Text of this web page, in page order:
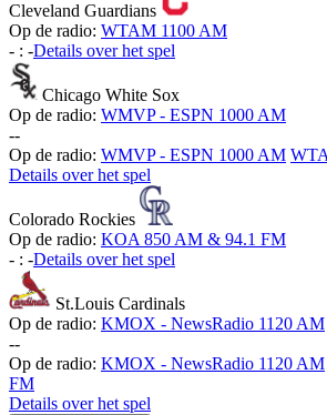
Cleveland Guardians
Op de radio: WTAM 1100 AM
- : -Details over het spel
Chicago White Sox
Op de radio: WMVP - ESPN 1000 AM
--
Op de radio: WMVP - ESPN 1000 AM
Details over het spel
Colorado Rockies
Op de radio: KOA 850 AM & 94.1 FM
- : -Details over het spel
St.Louis Cardinals
Op de radio: KMOX - NewsRadio 1120 AM
--
Op de radio: KMOX - NewsRadio 1120 AM
FM
Details over het spel